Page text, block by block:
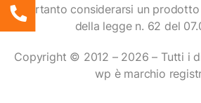
pertanto considerarsi un
della legge n. 62 del
Copyright © 2012 – 2026 – Tutti i
wp è marchio